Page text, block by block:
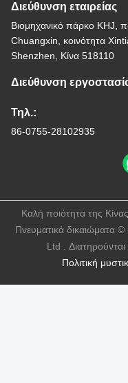
Διεύθυνση εταιρείας
Βιομηχανικό πάρκο KHJ,
Chuangxin, κοινότητα
Shenzhen, Κίνα 518110
Διεύθυνση
Τηλ.:
86-0755-28102935
Πολιτική
Καλή ποιότητα της
Πνευματικά δικαιώματα
Ltd .